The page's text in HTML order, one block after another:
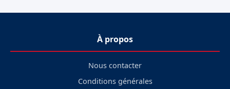
À propos
Nous contacter
Conditions générales